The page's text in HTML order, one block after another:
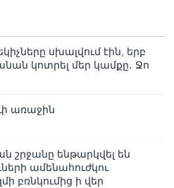
սխալվում էին, երբ
կոտրել մեր կամքը․ Ջո
առաջին
շրջանը ենթարկվել են
ամենահուժկու
բռնկումից ի վեր